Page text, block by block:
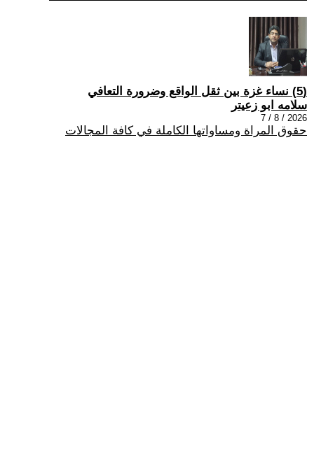
(5) نساء غزة بين ثقل الواقع وضرورة التعافي
سلامه ابو زعيتر
2026 / 8 / 7
حقوق المراة ومساواتها الكاملة في كافة المجالات